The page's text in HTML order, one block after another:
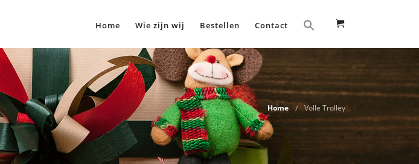
Home Wie zijn wij Bestellen Contact
Home Volle Trolley